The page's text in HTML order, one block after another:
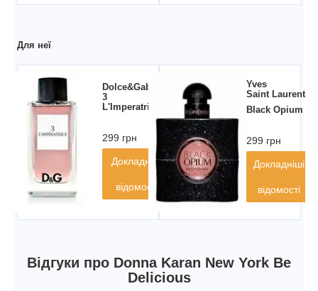
Для неї
Dolce&Gabbana
3
L'Imperatrice
299 грн
Докладніші
відомості
Yves
Saint Laurent
Black Opium
299 грн
Докладніші
відомості
Відгуки про Donna Karan New York Be
Delicious